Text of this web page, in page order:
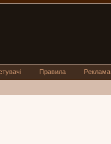
Правила Реклама